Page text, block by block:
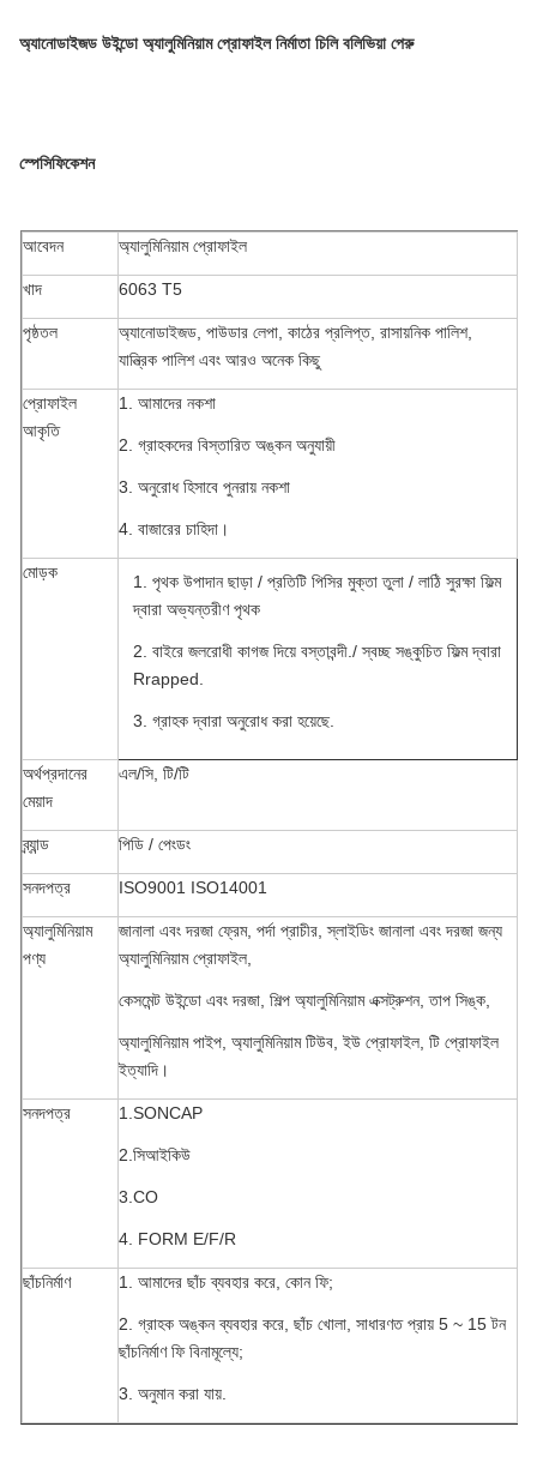
অ্যানোডাইজড উইন্ডো অ্যালুমিনিয়াম প্রোফাইল নির্মাতা চিলি বলিভিয়া পেরু
স্পেসিফিকেশন
আবেদন অ্যালুমিনিয়াম প্রোফাইল
খাদ 6063 T5
পৃষ্ঠতল
অ্যানোডাইজড, পাউডার লেপা, কাঠের প্রলিপ্ত, রাসায়নিক পালিশ,
যান্ত্রিক পালিশ এবং আরও অনেক কিছু
প্রোফাইল
আকৃতি
1. আমাদের নকশা
2. গ্রাহকদের বিস্তারিত অঙ্কন অনুযায়ী
3. অনুরোধ হিসাবে পুনরায় নকশা
4. বাজারের চাহিদা।
মোড়ক
1. পৃথক উপাদান ছাড়া / প্রতিটি পিসির মুক্তা তুলা / লাঠি সুরক্ষা ফিল্ম
দ্বারা অভ্যন্তরীণ পৃথক
2. বাইরে জলরোধী কাগজ দিয়ে বস্তাবন্দী./ স্বচ্ছ সঙ্কুচিত ফিল্ম দ্বারা
Rrapped.
3. গ্রাহক দ্বারা অনুরোধ করা হয়েছে.
অর্থপ্রদানের
মেয়াদ
এল/সি, টি/টি
ব্র্যান্ড পিডি / পেংডং
সনদপত্র ISO9001 ISO14001
অ্যালুমিনিয়াম
পণ্য
জানালা এবং দরজা ফ্রেম, পর্দা প্রাচীর, স্লাইডিং জানালা এবং দরজা জন্য
অ্যালুমিনিয়াম প্রোফাইল,
কেসমেন্ট উইন্ডো এবং দরজা, শিল্প অ্যালুমিনিয়াম এক্সট্রুশন, তাপ সিঙ্ক,
অ্যালুমিনিয়াম পাইপ, অ্যালুমিনিয়াম টিউব, ইউ প্রোফাইল, টি প্রোফাইল
ইত্যাদি।
সনদপত্র 1.SONCAP
2.সিআইকিউ
3.CO
4. FORM E/F/R
ছাঁচনির্মাণ 1. আমাদের ছাঁচ ব্যবহার করে, কোন ফি;
2. গ্রাহক অঙ্কন ব্যবহার করে, ছাঁচ খোলা, সাধারণত প্রায় 5 ~ 15 টন
ছাঁচনির্মাণ ফি বিনামূল্যে;
3. অনুমান করা যায়.